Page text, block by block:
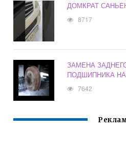
ДОМКРАТ
8717
ЗАМЕНА
ПОДШИПНИКА
7642